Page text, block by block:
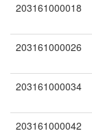
203161000018
203161000026
203161000034
203161000042